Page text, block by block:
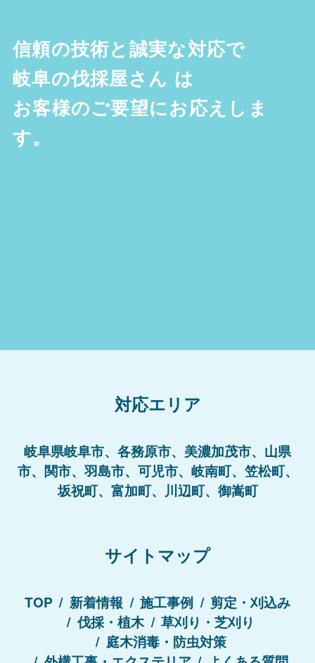
信頼の技術と誠実な対応で
岐阜の伐採屋さん は
お客様のご要望にお応えしま
す。
対応エリア
岐阜県岐阜市、各務原市、美濃加茂市、山県
市、関市、羽島市、可児市、岐南町、笠松町、
坂祝町、富加町、川辺町、御嵩町
サイトマップ
TOP 新着情報 施工事例
剪定・刈込み
伐採・植木
草刈り・芝刈り
庭木消毒・防虫対策